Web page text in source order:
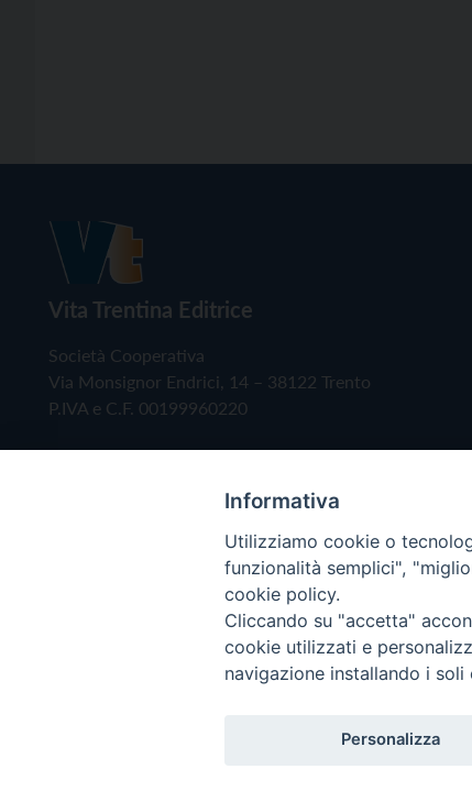
Vita Trentina Editrice
Società Cooperativa
Via Monsignor Endrici, 14 – 38122 Trento
P.IVA e C.F. 00199960220
Copyright © 2019 - Tutti i diritti riservati -
Informativa
Utilizziamo cookie o
funzionalità semplici",
cookie policy.
Cliccando su "accetta"
cookie utilizzati e
navigazione installando i
Personalizza